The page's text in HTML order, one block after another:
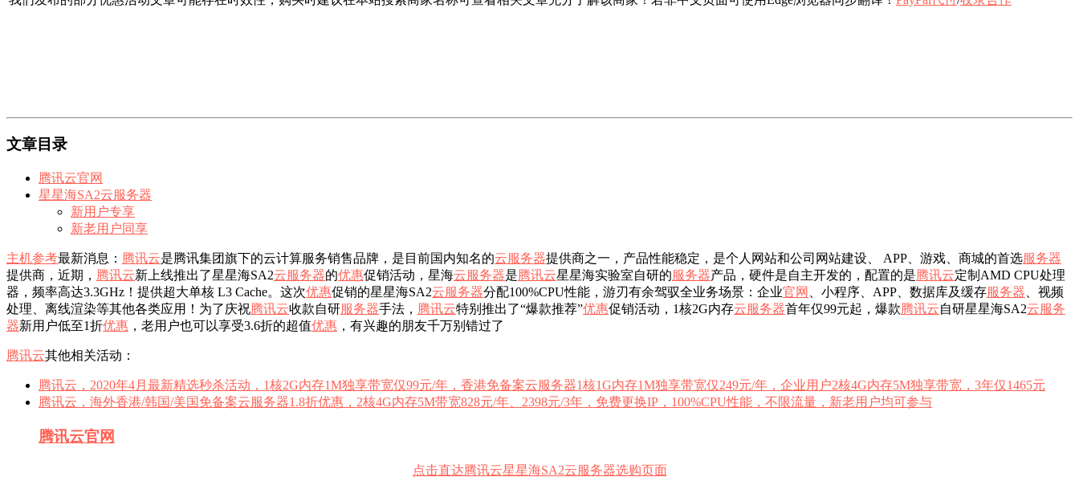
文章目录
腾讯云官网
星星海SA2云服务器
新用户专享
新老用户同享
主机参考最新消息： 腾讯云是腾讯集团旗下的云计算服务销售品牌，是目前国内知名的云服务器提供商之一，产品性能稳定，是个人网站和公司网站建设、 APP、游戏、商城的首选服务器
提供商，近期， 腾讯云新上线推出了星星海SA2云服务器的优惠促销活动，星海云服务器是腾讯云星星海实验室自研的服务器产品，硬件是自主开发的，配置的是腾讯云定制AMD CPU处理
器，频率高达3.3GHz！提供超大单核 L3 Cache。这次优惠促销的星星海SA2云服务器分配100%CPU性能，游刃有余驾驭全业务场景：企业官网 、小程序、APP、数据库及缓存服务器 、视频
处理、离线渲染等其他各类应用！为了庆祝腾讯云收款自研服务器手法， 腾讯云特别推出了“爆款推荐”优惠促销活动，1核2G内存云服务器首年仅99元起，爆款腾讯云自研星星海SA2云服务
器新用户低至1折优惠 ，老用户也可以享受3.6折的超值优惠 ，有兴趣的朋友千万别错过了
腾讯云其他相关活动：
腾讯云，2020年4月最新精选秒杀活动，1核2G内存1M独享带宽仅99元/年，香港免备案云服务器1核1G内存1M独享带宽仅249元/年，企业用户2核4G内存5M独享带宽，3年仅1465元
腾讯云，海外香港/韩国/美国免备案云服务器1.8折优惠，2核4G内存5M带宽828元/年、2398元/3年，免费更换IP，100%CPU性能，不限流量，新老用户均可参与
腾讯云官网
点击直达腾讯云星星海SA2云服务器选购页面